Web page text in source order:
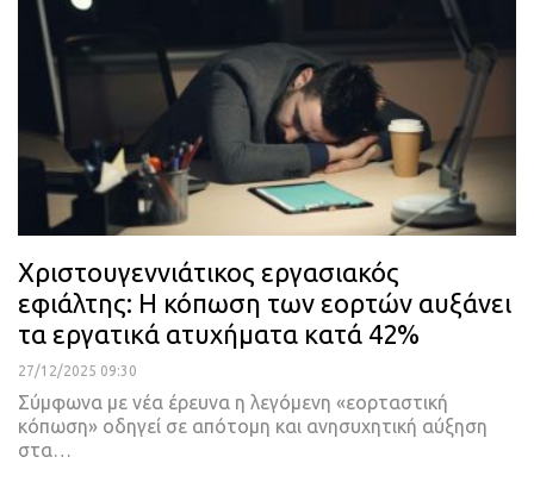
Χριστουγεννιάτικος εργασιακός
εφιάλτης: Η κόπωση των εορτών αυξάνει
τα εργατικά ατυχήματα κατά 42%
27/12/2025 09:30
Σύμφωνα με νέα έρευνα η λεγόμενη «εορταστική
κόπωση» οδηγεί σε απότομη και ανησυχητική αύξηση
στα…